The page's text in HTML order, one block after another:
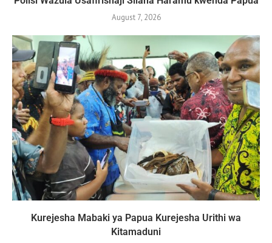
August 7, 2026
Kurejesha Mabaki ya Papua Kurejesha Urithi wa
Kitamaduni